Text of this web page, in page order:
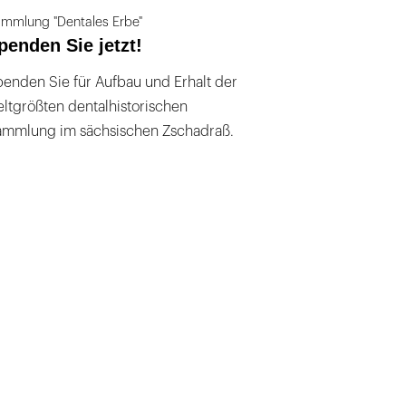
"Dentales Erbe"
Sie jetzt!
Sie für Aufbau und Erhalt der
dentalhistorischen
im sächsischen Zschadraß.